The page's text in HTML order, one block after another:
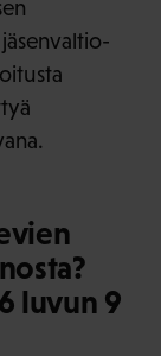
luvun 9